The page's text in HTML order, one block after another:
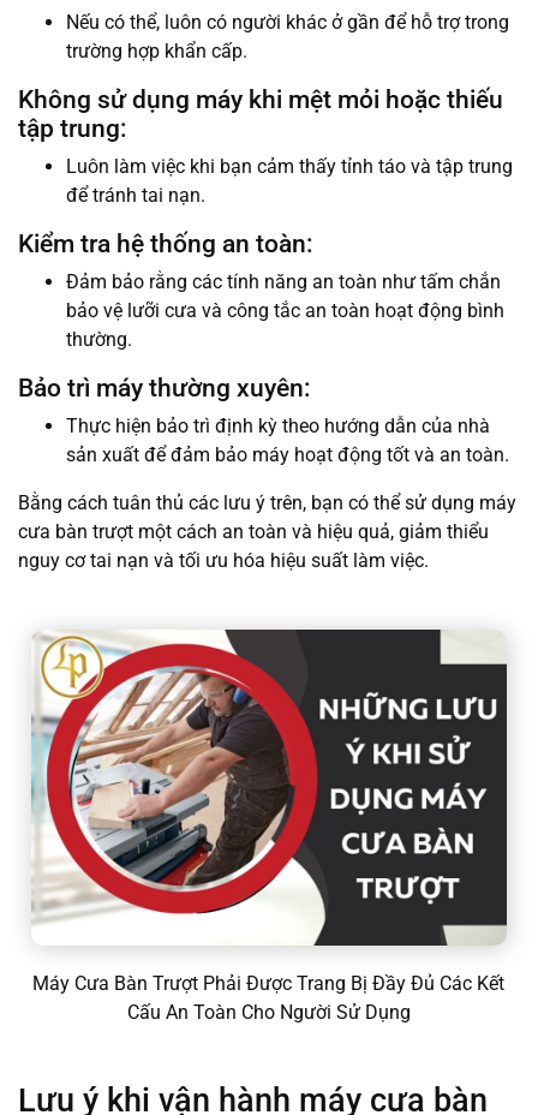
Nếu có thể, luôn có người khác ở gần để hỗ trợ trong
trường hợp khẩn cấp.
Không sử dụng máy khi mệt mỏi hoặc thiếu
tập trung:
Luôn làm việc khi bạn cảm thấy tỉnh táo và tập trung
để tránh tai nạn.
Kiểm tra hệ thống an toàn:
Đảm bảo rằng các tính năng an toàn như tấm chắn
bảo vệ lưỡi cưa và công tắc an toàn hoạt động bình
thường.
Bảo trì máy thường xuyên:
Thực hiện bảo trì định kỳ theo hướng dẫn của nhà
sản xuất để đảm bảo máy hoạt động tốt và an toàn.
Bằng cách tuân thủ các lưu ý trên, bạn có thể sử dụng máy
cưa bàn trượt một cách an toàn và hiệu quả, giảm thiểu
nguy cơ tai nạn và tối ưu hóa hiệu suất làm việc.
Máy Cưa Bàn Trượt Phải Được Trang Bị Đầy Đủ Các Kết
Cấu An Toàn Cho Người Sử Dụng
Lưu ý khi vận hành máy cưa bàn